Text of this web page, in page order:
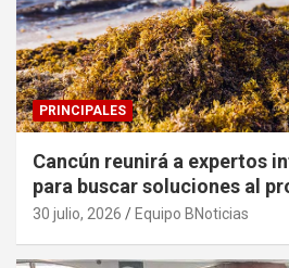
PRINCIPALES
Cancún reunirá a expertos
para buscar soluciones al
sargazo
30 julio, 2026 Equipo BNoticias